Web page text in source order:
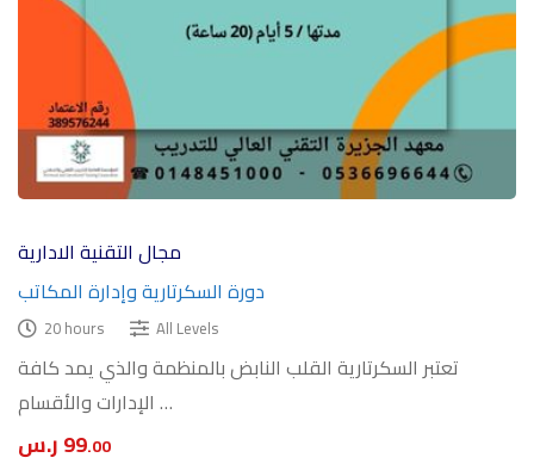
مجال التقنية الادارية
دورة السكرتارية وإدارة المكاتب
20 hours All Levels
تعتبر السكرتارية القلب النابض بالمنظمة والذي يمد كافة
الإدارات والأقسام …
99.00 ر.س